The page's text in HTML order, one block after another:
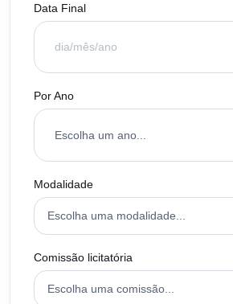
Data Final
Por Ano
Modalidade
Comissão licitatória